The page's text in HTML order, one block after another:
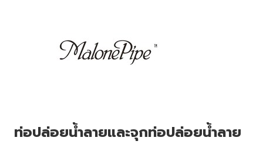
ท่อปล่อยน้ำลายและจุกท่อปล่อยน้ำลาย